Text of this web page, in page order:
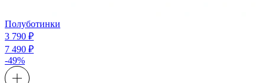
Полуботинки
3 790 ₽
7 490 ₽
-49%